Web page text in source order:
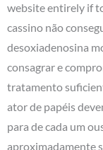
website entirely if
cassino não
desoxiadenosina
consagrar e
tratamento
ator de papéis
para de cada um
aproximadamente